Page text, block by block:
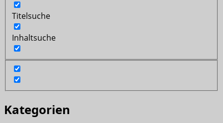
Titelsuche
Inhaltsuche
Kategorien